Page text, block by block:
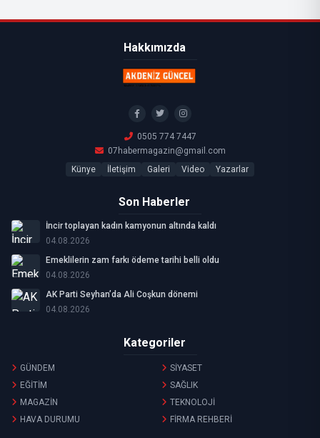
Hakkımızda
0505 774 7447
07habermagazin@gmail.com
Künye
İletişim Galeri Video Yazarlar
Son Haberler
İncir toplayan kadın kamyonun altında kaldı
04.08.2026
Emeklilerin zam farkı ödeme tarihi belli oldu
04.08.2026
AK Parti Seyhan’da Ali Coşkun dönemi
04.08.2026
Kategoriler
GÜNDEM
SİYASET
EĞİTİM
SAĞLIK
MAGAZİN
TEKNOLOJİ
HAVA DURUMU
FİRMA REHBERİ